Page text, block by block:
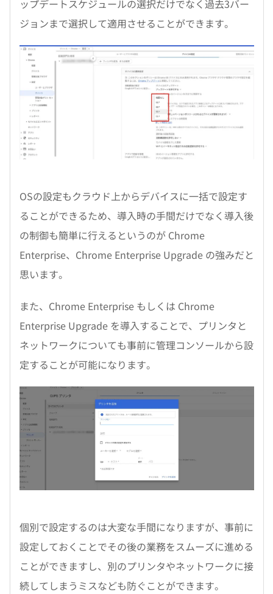
ップデートスケジュールの選択だけでなく過去3バー
ジョンまで選択して適用させることができます。
OSの設定もクラウド上からデバイスに一括で設定す
ることができるため、導入時の手間だけでなく導入後
の制御も簡単に行えるというのが Chrome
Enterprise、Chrome Enterprise Upgrade の強みだと
思います。
また、Chrome Enterprise もしくは Chrome
Enterprise Upgrade を導入することで、プリンタと
ネットワークについても事前に管理コンソールから設
定することが可能になります。
個別で設定するのは大変な手間になりますが、事前に
設定しておくことでその後の業務をスムーズに進める
ことができますし、別のプリンタやネットワークに接
続してしまうミスなども防ぐことができます。